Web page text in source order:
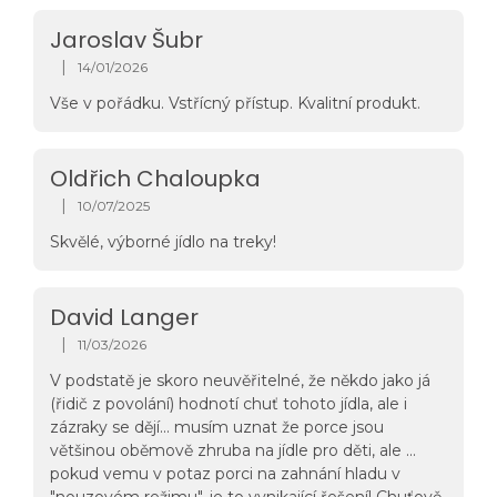
Jaroslav Šubr
The store rating is 5 out of 5 stars.
| 14/01/2026
Vše v pořádku. Vstřícný přístup. Kvalitní produkt.
Oldřich Chaloupka
The store rating is 5 out of 5 stars.
| 10/07/2025
Skvělé, výborné jídlo na treky!
David Langer
The store rating is 5 out of 5 stars.
| 11/03/2026
V podstatě je skoro neuvěřitelné, že někdo jako já
(řidič z povolání) hodnotí chuť tohoto jídla, ale i
zázraky se dějí... musím uznat že porce jsou
většinou oběmově zhruba na jídle pro děti, ale ...
pokud vemu v potaz porci na zahnání hladu v